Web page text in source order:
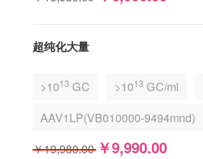
超纯化大量
>1013 GC >1013 GC/ml
AAV1LP(VB010000-9494mnd)
￥19,980.00 ￥9,990.00